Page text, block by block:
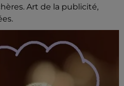
Art de la publicité,